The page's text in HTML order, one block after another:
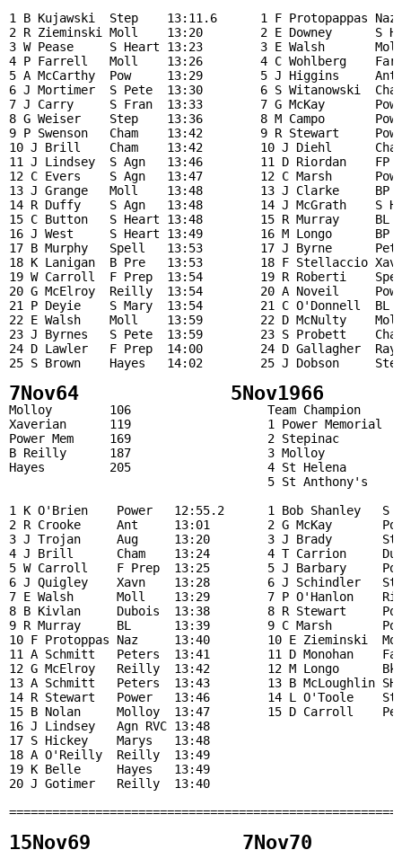
1 B Kujawski  Step    13:11.6      1 F Protopappas Naz
2 R Zieminski Moll    13:20        2 E Downey      S
3 W Pease     S Heart 13:23        3 E Walsh
4 P Farrell   Moll    13:26        4 C Wohlberg
5 A McCarthy  Pow     13:29        5 J Higgins
6 J Mortimer  S Pete  13:30        6 S Witanowski
7 J Carry     S Fran  13:33        7 G McKay
8 G Weiser    Step    13:36        8 M Campo
9 P Swenson   Cham    13:42        9 R Stewart
10 J Brill    Cham    13:42        10 J Diehl
11 J Lindsey  S Agn   13:46        11 D Riordan    FP
12 C Evers    S Agn   13:47        12 C Marsh
13 J Grange   Moll    13:48        13 J Clarke
14 R Duffy    S Agn   13:48        14 J McGrath
15 C Button   S Heart 13:48        15 R Murray
16 J West     S Heart 13:49        16 M Longo
17 B Murphy   Spell   13:53        17 J Byrne
18 K Lanigan  B Pre   13:53        18 F Stellaccio
19 W Carroll  F Prep  13:54        19 R Roberti
20 G McElroy  Reilly  13:54        20 A Noveil
21 P Deyie    S Mary  13:54        21 C O'Donnell  BL
22 E Walsh    Moll    13:59        22 D McNulty
23 J Byrnes   S Pete  13:59        23 S Probett
24 D Lawler   F Prep  14:00        24 D Gallagher
7Nov64             5Nov1966
Molloy        106                   Team Champion
Xaverian      119                   1 Power Memorial
Power Mem     169                   2 Stepinac
B Reilly      187                   3 Molloy
Hayes         205                   4 St Helena
5 St Anthony's        248
1 K O'Brien    Power   12:55.2      1 Bob Shanley
2 R Crooke     Ant     13:01        2 G McKay
3 J Trojan     Aug     13:20        3 J Brady
4 J Brill      Cham    13:24        4 T Carrion
5 W Carroll    F Prep  13:25        5 J Barbary
6 J Quigley    Xavn    13:28        6 J Schindler
7 E Walsh      Moll    13:29        7 P O'Hanlon
8 B Kivlan     Dubois  13:38        8 R Stewart
9 R Murray     BL      13:39        9 C Marsh
10 F Protoppas Naz     13:40        10 E Zieminski
11 A Schmitt   Peters  13:41        11 D Monohan
12 G McElroy   Reilly  13:42        12 M Longo
13 A Schmitt   Peters  13:43        13 B McLoughlin
14 R Stewart   Power   13:46        14 L O'Toole
15 B Nolan     Molloy  13:47        15 D Carroll
16 J Lindsey   Agn RVC 13:48
17 S Hickey    Marys   13:48
18 A O'Reilly  Reilly  13:49
19 K Belle     Hayes   13:49
20 J Gotimer   Reilly  13:40
15Nov69             7Nov70